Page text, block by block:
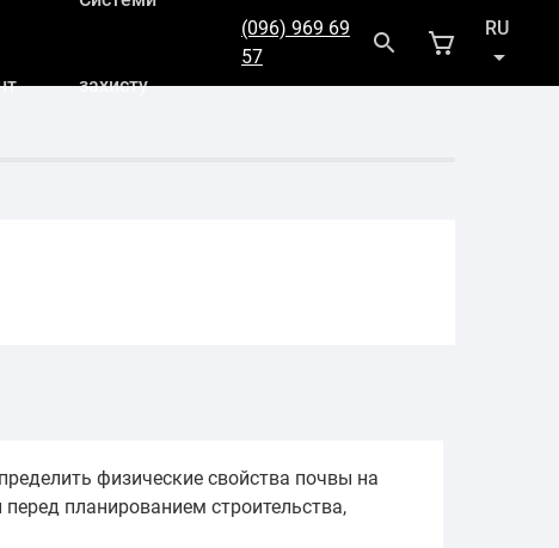
захисту
(096) 969 69
57
RU
UK
физические свойства почвы на
планированием строительства,